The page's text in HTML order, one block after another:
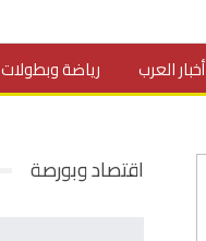
أخبار العرب رياضة وبطولات
اقتصاد وبورصة